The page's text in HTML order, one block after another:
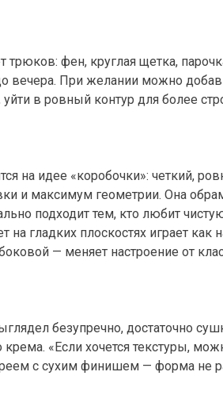
трюков: фен, круглая щетка,
вечера. При желании можно
уйти в ровный контур для более
на идее «коробочки»: четкий,
и максимум геометрии. Она
подходит тем, кто любит
на гладких плоскостях играет
— меняет настроение от
безупречно, достаточно
«Если хочется текстуры,
с сухим финишем — форма не